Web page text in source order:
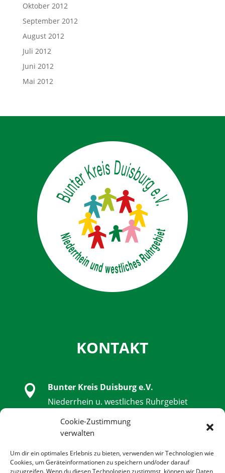
Cookie-Zustimmung
verwalten
Um dir ein optimales Erlebnis zu bieten, verwenden wir Technologien wie
Cookies, um Geräteinformationen zu speichern und/oder darauf
zuzugreifen. Wenn du diesen Technologien zustimmst, können wir Daten
Oktober 2012
September 2012
August 2012
Juli 2012
Juni 2012
Mai 2012
KONTAKT

Bunter Kreis Duisburg e.V.
Niederrhein u. westliches Ruhrgebiet